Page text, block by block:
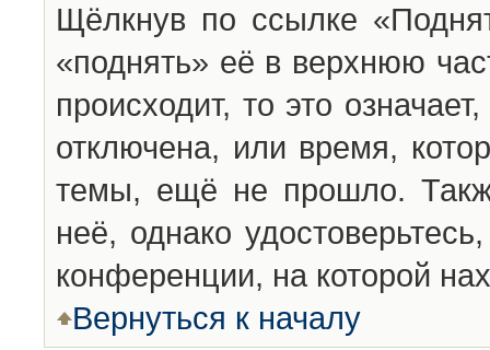
Щёлкнув по ссылке
«поднять» её в верхнюю
происходит, то это
отключена, или время,
темы, ещё не прошло.
неё, однако
конференции, на которой
Вернуться к началу